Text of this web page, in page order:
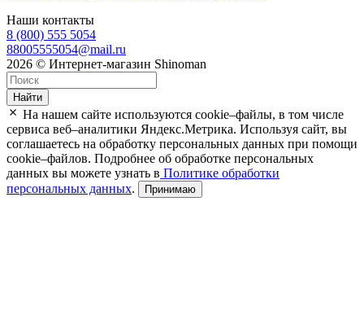
Наши контакты
8 (800) 555 5054
88005555054@mail.ru
2026 © Интернет-магазин Shinoman
Найти
На нашем сайте используются cookie–файлы, в том числе
сервиса веб–аналитики Яндекс.Метрика. Используя сайт, вы
соглашаетесь на обработку персональных данных при помощи
cookie–файлов. Подробнее об обработке персональных
данных вы можете узнать в Политике обработки
персональных данных. Принимаю